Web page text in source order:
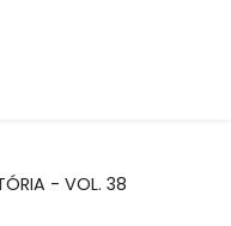
- VOL. 38